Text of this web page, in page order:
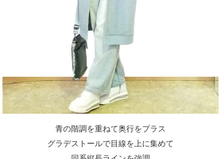
青の階調を重ねて奥行をプラス
グラデストールで目線を上に集めて